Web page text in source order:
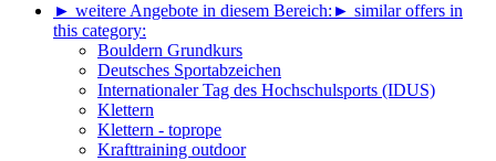
► weitere Angebote in diesem Bereich: ► similar offers in
this category:
Bouldern Grundkurs
Deutsches Sportabzeichen
Internationaler Tag des Hochschulsports (IDUS)
Klettern
Klettern - toprope
Krafttraining outdoor